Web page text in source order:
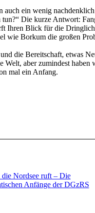
auch ein wenig
Die kurze Antwort:
Ihren Blick für die
wie Borkum die großen
die Bereitschaft, etwas
Welt, aber zumindest haben
mal ein Anfang.
die Nordsee ruft – Die
Anfänge der DGzRS